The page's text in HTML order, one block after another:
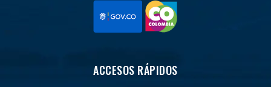
ACCESOS RÁPIDOS